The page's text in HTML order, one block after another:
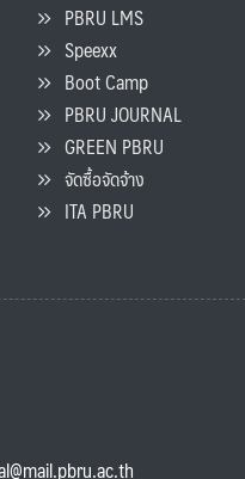
PBRU LMS
Speexx
Boot Camp
PBRU JOURNAL
GREEN PBRU
จัดซื้อจัดจ้าง
ITA PBRU